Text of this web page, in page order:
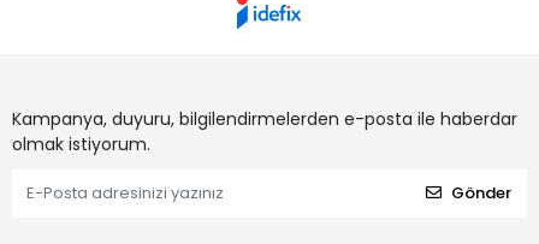
Kampanya, duyuru, bilgilendirmelerden e-posta ile haberdar
olmak istiyorum.
Gönder